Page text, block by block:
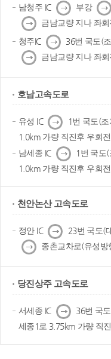
남청주 IC 다
음
부강 다
음
다
음
금남교량 지나 좌회
청주IC 다
음
36번 국도(
다
음
금남교량 지나 좌회
호남고속도로
유성 IC 다
음
1번 국도(
1.0km 가량 직진후 우회전
남세종 IC 다
음
1번 국도
1.0km 가량 직진후 우회전
천안논산 고속도로
정안 IC 다
음
23번 국도(
다
음
종촌교차로(유성방
당진상주 고속도로
서세종 IC 다
음
36번 국도
세종1로 3.75km 가량 직